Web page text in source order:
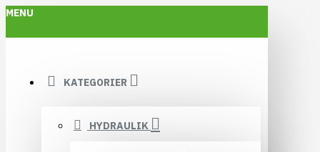
MENU
KATEGORIER
HYDRAULIK